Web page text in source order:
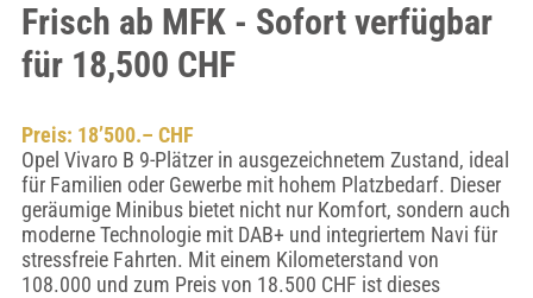
Frisch ab MFK - Sofort verfügbar
für 18,500 CHF
Preis: 18’500.– CHF
Opel Vivaro B 9-Plätzer in ausgezeichnetem Zustand, ideal
für Familien oder Gewerbe mit hohem Platzbedarf. Dieser
geräumige Minibus bietet nicht nur Komfort, sondern auch
moderne Technologie mit DAB+ und integriertem Navi für
stressfreie Fahrten. Mit einem Kilometerstand von
108.000 und zum Preis von 18.500 CHF ist dieses